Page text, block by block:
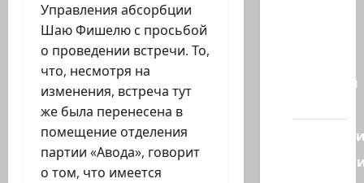
Управления абсорбции
Шаю Фишелю с просьбой
о проведении встречи. То,
что, несмотря на
изменения, встреча тут
же была перенесена в
помещение отделения
партии «Авода», говорит
о том, что имеется
Ближний